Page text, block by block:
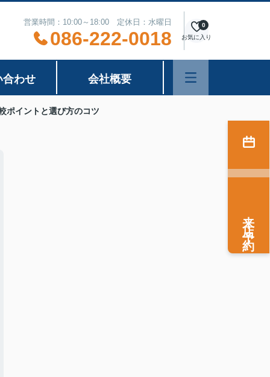
営業時間：10:00～18:00 定休日：水曜日
086-222-0018 お気に入り
0
合わせ 会社概要
ポイントと選び方のコツ
来店予約